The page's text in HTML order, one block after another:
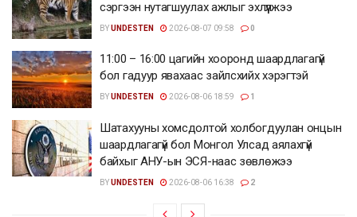
сэргээн нутагшуулах ажлыг эхлүүлжээ
BYUNDESTEN 2026-08-07 09:58 0
11:00 – 16:00 цагийн хооронд шаардлагагүй
бол гадуур явахаас зайлсхийх хэрэгтэй
BYUNDESTEN 2026-08-06 18:59 1
Шатахууны хомсдолтой холбогдуулан онцын
шаардлагагүй бол Монгол Улсад аялахгүй
байхыг АНУ-ын ЭСЯ-наас зөвлөжээ
BYUNDESTEN 2026-08-06 16:38 2